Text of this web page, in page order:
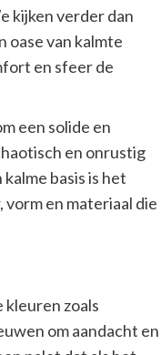
kijken verder dan
oase van kalmte
en sfeer de
een solide en
en onrustig
basis is het
en materiaal die
zoals
om aandacht en